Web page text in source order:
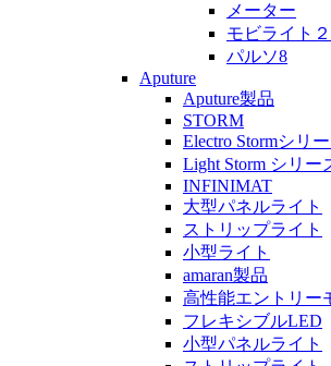
メーター
モビライト２
パルソ8
Aputure
Aputure製品
STORM
Electro Stormシリ
Light Storm シリー
INFINIMAT
大型パネルライト
ストリップライト
小型ライト
amaran製品
高性能エントリー
フレキシブルLED
小型パネルライト